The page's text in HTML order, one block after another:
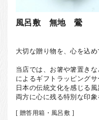
風呂敷 無地 鶯
大切な贈り物を、心を込め
当店では、お箸や箸置き
によるギフトラッピング
日本の伝統文化を感じる
両方に心に残る特別な印象
[ 贈答用箱・風呂敷 ]